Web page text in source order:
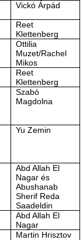
Vickó Árpád
Reet
Klettenberg
Ottilia
Muzet/Rachel
Mikos
Reet
Klettenberg
Szabó
Magdolna
Yu Zemin
Abd Allah El
Nagar és
Abushanab
Sherif Reda
Saadeldin
Abd Allah El
Nagar
Martin Hrisztov